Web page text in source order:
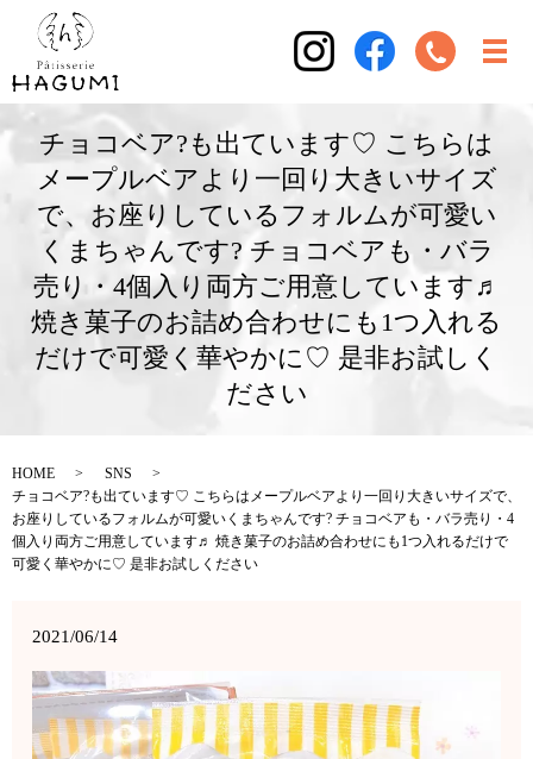
チョコベア?も出ています♡ こちらは
メープルベアより一回り大きいサイズ
で、お座りしているフォルムが可愛い
くまちゃんです? チョコベアも・バラ
売り・4個入り両方ご用意しています♬
焼き菓子のお詰め合わせにも1つ入れる
だけで可愛く華やかに♡ 是非お試しく
ださい
HOME
SNS
チョコベア?も出ています♡ こちらはメープルベアより一回り大きいサイズで、
お座りしているフォルムが可愛いくまちゃんです? チョコベアも・バラ売り・4
個入り両方ご用意しています♬ 焼き菓子のお詰め合わせにも1つ入れるだけで
可愛く華やかに♡ 是非お試しください
2021/06/14